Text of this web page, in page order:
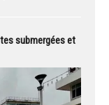
submergées et